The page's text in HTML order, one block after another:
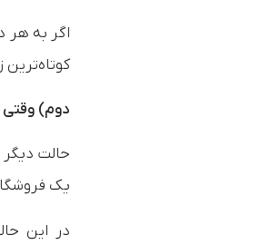
اگر به هر
کوتاه‌ترین
دوم) وقتی
حالت
یک
در این